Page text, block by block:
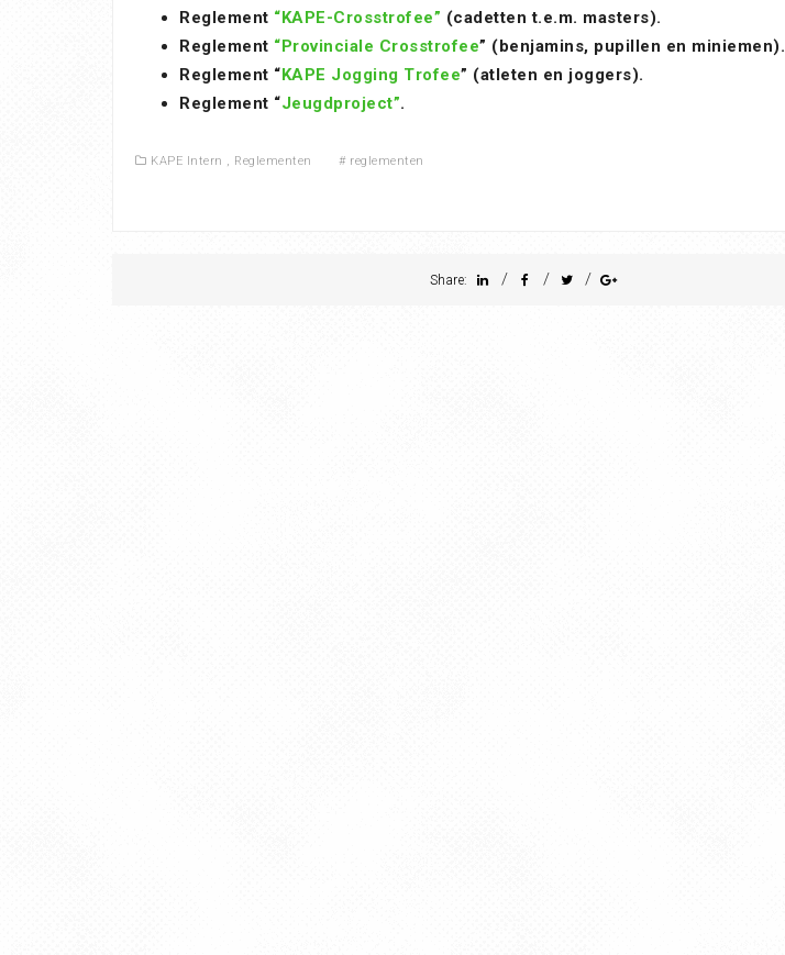
Reglement “KAPE-Crosstrofee” (cadetten t.e.m. masters).
Reglement “Provinciale Crosstrofee” (benjamins, pupillen en miniemen).
Reglement “KAPE Jogging Trofee” (atleten en joggers).
Reglement “Jeugdproject”.
KAPE Intern , Reglementen # reglementen
Share: / / /